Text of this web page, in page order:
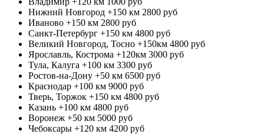
Нижний Новгород +150 км 2800 руб
Иваново +150 км 2800 руб
Санкт-Петербург +150 км 4800 руб
Великий Новгород, Тосно +150км 4800 руб
Ярославль, Кострома +120км 3000 руб
Тула, Калуга +100 км 3300 руб
Ростов-на-Дону +50 км 6500 руб
Краснодар +100 км 9000 руб
Тверь, Торжок +150 км 4800 руб
Казань +100 км 4800 руб
Воронеж +50 км 5000 руб
Чебоксары +120 км 4200 руб